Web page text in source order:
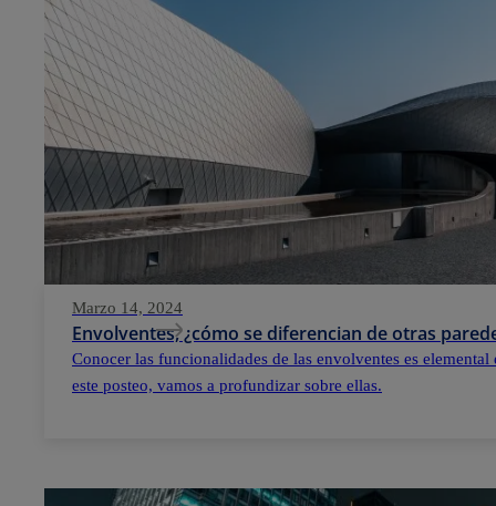
Marzo 14, 2024
Envolventes, ¿cómo se diferencian de otras
Conocer las funcionalidades de las envolventes es
este posteo, vamos a profundizar sobre ellas.